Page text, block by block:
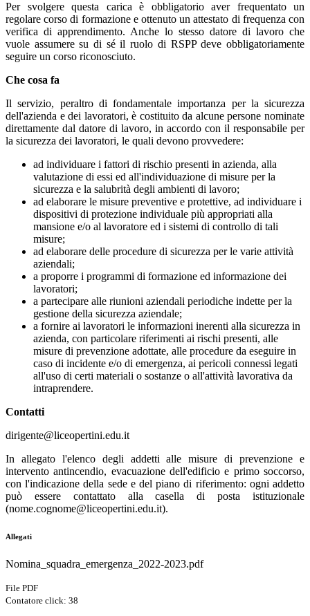
Per svolgere questa carica è obbligatorio aver frequentato un
regolare corso di formazione e ottenuto un attestato di frequenza con
verifica di apprendimento. Anche lo stesso datore di lavoro che
vuole assumere su di sé il ruolo di RSPP deve obbligatoriamente
seguire un corso riconosciuto.
Che cosa fa
Il servizio, peraltro di fondamentale importanza per la sicurezza
dell'azienda e dei lavoratori, è costituito da alcune persone nominate
direttamente dal datore di lavoro, in accordo con il responsabile per
la sicurezza dei lavoratori, le quali devono provvedere:
ad individuare i fattori di rischio presenti in azienda, alla
valutazione di essi ed all'individuazione di misure per la
sicurezza e la salubrità degli ambienti di lavoro;
ad elaborare le misure preventive e protettive, ad individuare i
dispositivi di protezione individuale più appropriati alla
mansione e/o al lavoratore ed i sistemi di controllo di tali
misure;
ad elaborare delle procedure di sicurezza per le varie attività
aziendali;
a proporre i programmi di formazione ed informazione dei
lavoratori;
a partecipare alle riunioni aziendali periodiche indette per la
gestione della sicurezza aziendale;
a fornire ai lavoratori le informazioni inerenti alla sicurezza in
azienda, con particolare riferimenti ai rischi presenti, alle
misure di prevenzione adottate, alle procedure da eseguire in
caso di incidente e/o di emergenza, ai pericoli connessi legati
all'uso di certi materiali o sostanze o all'attività lavorativa da
intraprendere.
Contatti
dirigente@liceopertini.edu.it
In allegato l'elenco degli addetti alle misure di prevenzione e
intervento antincendio, evacuazione dell'edificio e primo soccorso,
con l'indicazione della sede e del piano di riferimento: ogni addetto
può essere contattato alla casella di posta istituzionale
(nome.cognome@liceopertini.edu.it).
Allegati
Nomina_squadra_emergenza_2022-2023.pdf
File PDF
Contatore click: 38